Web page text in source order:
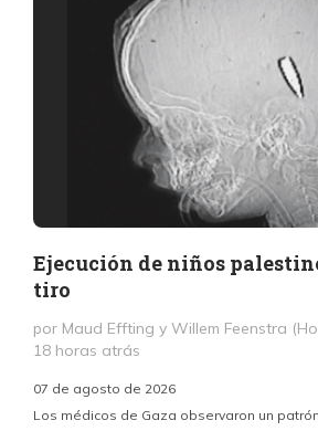
Ejecución de niños
tiro
por Maud Effting y Willem Feenstra
18 horas atrás
07 de agosto de 2026
Los médicos de Gaza observaron un